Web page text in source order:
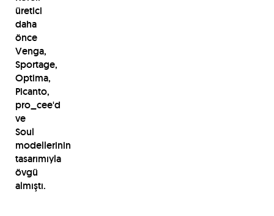
üretici
daha
önce
Venga,
Sportage,
Optima,
Picanto,
pro_cee'd
ve
Soul
modellerinin
tasarımıyla
övgü
almıştı.